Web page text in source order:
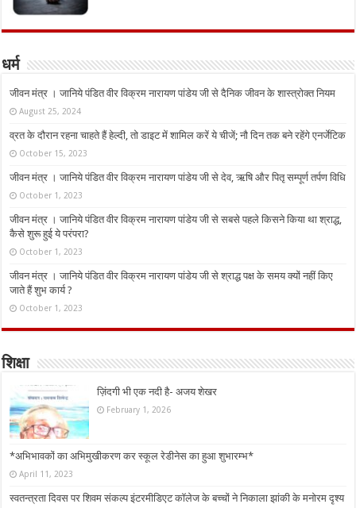
धर्म
जीवन मंत्र । जानिये पंडित वीर विक्रम नारायण पांडेय जी से दैनिक जीवन के शास्त्रोक्त नियम
August 25, 2024
व्रत के दौरान रहना चाहते हैं हेल्दी, तो डाइट में शामिल करें ये चीजें; नौ दिन तक बने रहेंगे एनर्जेटिक
October 15, 2023
जीवन मंत्र । जानिये पंडित वीर विक्रम नारायण पांडेय जी से देव, ऋषि और पितृ सम्पूर्ण तर्पण विधि
October 1, 2023
जीवन मंत्र । जानिये पंडित वीर विक्रम नारायण पांडेय जी से सबसे पहले किसने किया था श्राद्ध,
कैसे शुरू हुई ये परंपरा?
October 1, 2023
जीवन मंत्र । जानिये पंडित वीर विक्रम नारायण पांडेय जी से श्राद्ध पक्ष के समय क्यों नहीं किए
जाते हैं शुभ कार्य ?
October 1, 2023
शिक्षा
ज़िंदगी भी एक नदी है- अजय शेखर
February 1, 2026
*अभिभावकों का अभिमुखीकरण कर स्कूल रेडीनेस का हुआ शुभारम्भ*
April 11, 2023
स्वतन्त्रता दिवस पर शिवम संकल्प इंटरमीडिएट कॉलेज के बच्चों ने निकाला झांकी के मनोरम दृश्य